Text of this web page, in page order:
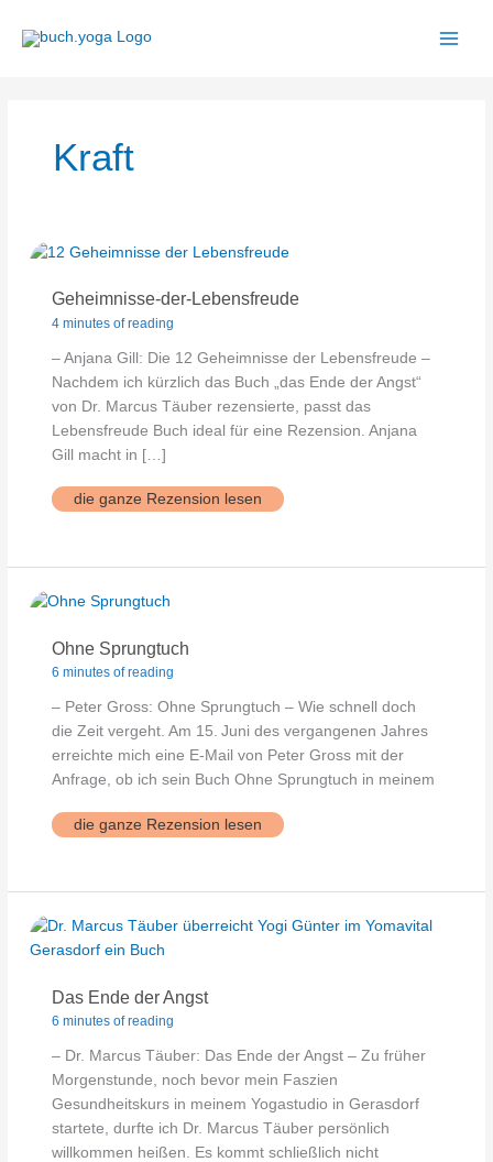
Inhalt
Kraft
Geheimnisse-der-Lebensfreude
4 minutes of reading
– Anjana Gill: Die 12 Geheimnisse der Lebensfreude –
Nachdem ich kürzlich das Buch „das Ende der Angst“
von Dr. Marcus Täuber rezensierte, passt das
Lebensfreude Buch ideal für eine Rezension. Anjana
Gill macht in […]
Geheimnisse-
der-
die ganze Rezension lesen
Ohne Sprungtuch
6 minutes of reading
– Peter Gross: Ohne Sprungtuch – Wie schnell doch
die Zeit vergeht. Am 15. Juni des vergangenen Jahres
erreichte mich eine E‑Mail von Peter Gross mit der
Anfrage, ob ich sein Buch Ohne Sprungtuch in meinem
Ohne
Sprungtuch
die ganze Rezension lesen
Das Ende der Angst
6 minutes of reading
– Dr. Marcus Täuber: Das Ende der Angst – Zu früher
Morgenstunde, noch bevor mein Faszien
Gesundheitskurs in meinem Yogastudio in Gerasdorf
startete, durfte ich Dr. Marcus Täuber persönlich
willkommen heißen. Es kommt schließlich nicht